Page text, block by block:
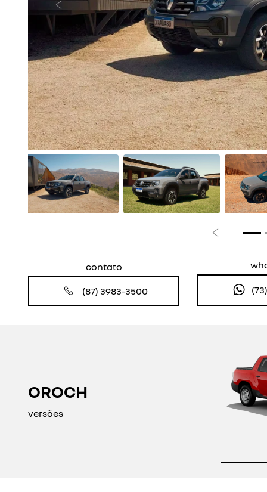
Anterior
Anterior
contato
(87) 3983-3500
OROCH
versões